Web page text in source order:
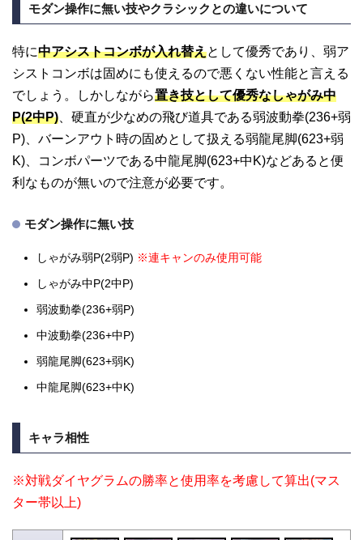
モダン操作に無い技やクラシックとの違いについて
特に中アシストコンボが入れ替えとして優秀であり、弱ア
シストコンボは固めにも使えるので悪くない性能と言える
でしょう。しかしながら置き技として優秀なしゃがみ中
P(2中P) 、硬直が少なめの飛び道具である弱波動拳(236+弱
P)、バーンアウト時の固めとして扱える弱龍尾脚(623+弱
K)、コンボパーツである中龍尾脚(623+中K)などあると便
利なものが無いので注意が必要です。
モダン操作に無い技
しゃがみ弱P(2弱P) ※連キャンのみ使用可能
しゃがみ中P(2中P)
弱波動拳(236+弱P)
中波動拳(236+中P)
弱龍尾脚(623+弱K)
中龍尾脚(623+中K)
キャラ相性
※対戦ダイヤグラムの勝率と使用率を考慮して算出(マス
ター帯以上)